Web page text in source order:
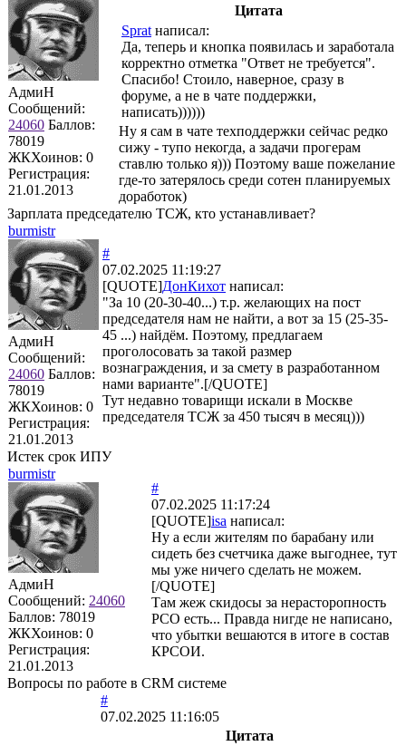
АдмиН
Сообщений:
24060 Баллов:
78019
ЖКХоинов: 0
Регистрация:
21.01.2013
Цитата
Sprat написал:
Да, теперь и кнопка появилась и заработала
корректно отметка "Ответ не требуется".
Спасибо! Стоило, наверное, сразу в
форуме, а не в чате поддержки,
написать))))))
Ну я сам в чате техподдержки сейчас редко
сижу - тупо некогда, а задачи прогерам
ставлю только я))) Поэтому ваше пожелание
где-то затерялось среди сотен планируемых
доработок)
Зарплата председателю ТСЖ, кто устанавливает?
burmistr
АдмиН
Сообщений:
24060 Баллов:
78019
ЖКХоинов: 0
Регистрация:
21.01.2013
#
07.02.2025 11:19:27
[QUOTE]ДонКихот написал:
"За 10 (20-30-40...) т.р. желающих на пост
председателя нам не найти, а вот за 15 (25-35-
45 ...) найдём. Поэтому, предлагаем
проголосовать за такой размер
вознаграждения, и за смету в разработанном
нами варианте".[/QUOTE]
Тут недавно товарищи искали в Москве
председателя ТСЖ за 450 тысяч в месяц)))
Истек срок ИПУ
burmistr
АдмиН
Сообщений: 24060
Баллов: 78019
ЖКХоинов: 0
Регистрация:
21.01.2013
#
07.02.2025 11:17:24
[QUOTE]isa написал:
Ну а если жителям по барабану или
сидеть без счетчика даже выгоднее, тут
мы уже ничего сделать не можем.
[/QUOTE]
Там жеж скидосы за нерасторопность
РСО есть... Правда нигде не написано,
что убытки вешаются в итоге в состав
КРСОИ.
Вопросы по работе в CRM системе
#
07.02.2025 11:16:05
Цитата